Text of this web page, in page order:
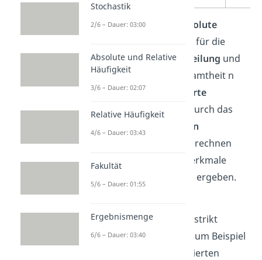
Dabei steht H für die
absolute
, h für die
relative Häufigkeitsverteilung und
die Größe der Grundgesamtheit n
beträgt 100. Die
kumulierte
HäufigkeitK kannst du durch das
relativen
berechnen
und muss, sobald alle Merkmale
verrechnet sind, immer 1 ergeben.
Häufigkeitstabelle
nicht strikt
normiert ist. So können zum Beispiel
je nach Bedarf die kumulierten
Stochastik
2/6 – Dauer: 03:00
Absolute und Relative
Häufigkeit
3/6 – Dauer: 02:07
Relative Häufigkeit
4/6 – Dauer: 03:43
Fakultät
5/6 – Dauer: 01:55
Ergebnismenge
6/6 – Dauer: 03:40